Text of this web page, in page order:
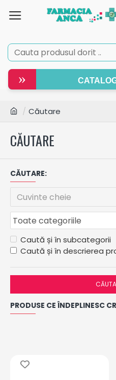
»
Căutare
CĂUTARE
CĂUTARE:
Caută și în subcategorii
Caută și în descrierea
PRODUSE CE ÎNDEPLINESC